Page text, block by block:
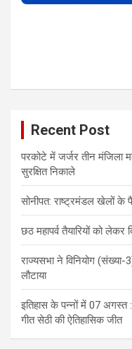
Recent Post
परकोटे में जर्जर तीन मंजिला
सुरक्षित निकाले
सोनीपत: राष्ट्रमंडल खेलों के
छठ महापर्व तैयारियों को
राज्यसभा ने विनियोग
लौटाया
इतिहास के पन्नों में 07 अगस्त :
गीत सेठी की ऐतिहासिक जीत